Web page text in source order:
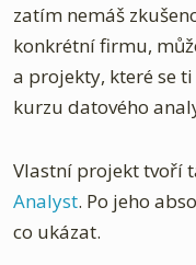
zatím nemáš
konkrétní firmu,
a projekty, které se
kurzu datového
Vlastní projekt tvoří
Analyst. Po jeho
co ukázat.